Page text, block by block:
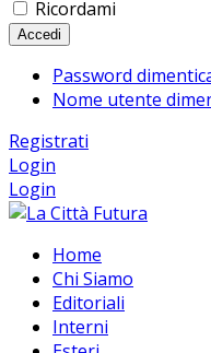
Ricordami
Accedi
Password
Nome utente
Registrati
Login
Login
Home
Chi Siamo
Editoriali
Interni